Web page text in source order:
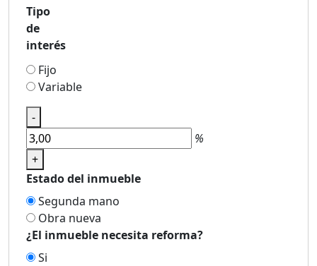
Tipo
de
interés
Fijo
Variable
-
%
+
Estado del inmueble
Segunda mano
Obra nueva
¿El inmueble necesita reforma?
Si